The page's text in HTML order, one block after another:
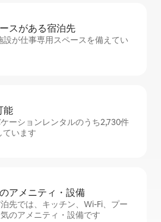
スがあ⁠る宿⁠泊⁠先
設が仕事専用スペースを備えてい
能
ーションレンタルのうち2,730件
ています
ア⁠メ⁠ニ⁠テ⁠ィ・設⁠備
先では、キッチン、Wi-Fi、プー
のアメニティ・設備です